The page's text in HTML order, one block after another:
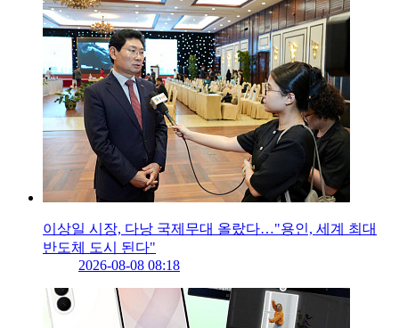
이상일 시장, 다낭 국제무대 올랐다…"용인, 세계 최대
반도체 도시 된다"
2026-08-08 08:18